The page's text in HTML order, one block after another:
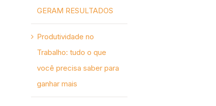
GERAM RESULTADOS
Produtividade no
Trabalho: tudo o que
você precisa saber para
ganhar mais